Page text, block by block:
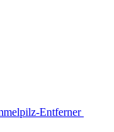
Entferner